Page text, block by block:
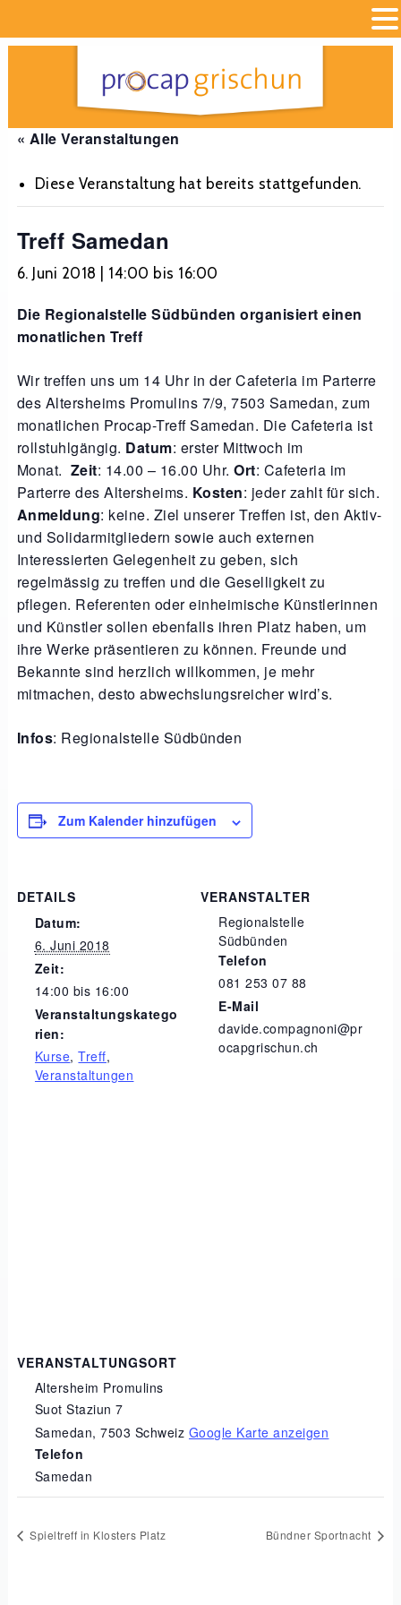
« Alle Veranstaltungen
Diese Veranstaltung hat bereits stattgefunden.
Treff Samedan
6. Juni 2018 | 14:00 bis 16:00
Die Regionalstelle Südbünden organisiert einen
monatlichen Treff
Wir treffen uns um 14 Uhr in der Cafeteria im Parterre
des Altersheims Promulins 7/9, 7503 Samedan, zum
monatlichen Procap-Treff Samedan. Die Cafeteria ist
rollstuhlgängig. Datum: erster Mittwoch im
Monat. Zeit: 14.00 – 16.00 Uhr.Ort: Cafeteria im
Parterre des Altersheims. Kosten: jeder zahlt für sich.
Anmeldung: keine. Ziel unserer Treffen ist, den Aktiv-
und Solidarmitgliedern sowie auch externen
Interessierten Gelegenheit zu geben, sich
regelmässig zu treffen und die Geselligkeit zu
pflegen. Referenten oder einheimische Künstlerinnen
und Künstler sollen ebenfalls ihren Platz haben, um
ihre Werke präsentieren zu können. Freunde und
Bekannte sind herzlich willkommen, je mehr
mitmachen, desto abwechslungsreicher wird’s.
Infos: Regionalstelle Südbünden
Zum Kalender hinzufügen
DETAILS
Datum:
6. Juni 2018
Zeit:
14:00 bis 16:00
Veranstaltungskatego
rien:
Kurse,Treff,
Veranstaltungen
VERANSTALTER
Regionalstelle
Südbünden
Telefon
081 253 07 88
E-Mail
davide.compagnoni@pr
ocapgrischun.ch
VERANSTALTUNGSORT
Altersheim Promulins
Suot Staziun 7
Samedan, 7503 Schweiz Google Karte anzeigen
Telefon
Samedan
Spieltreff in Klosters Platz Bündner Sportnacht